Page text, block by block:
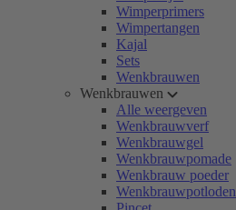
Wimperprimers
Wimpertangen
Kajal
Sets
Wenkbrauwen
Wenkbrauwen
Alle weergeven
Wenkbrauwverf
Wenkbrauwgel
Wenkbrauwpomade
Wenkbrauw poeder
Wenkbrauwpotloden